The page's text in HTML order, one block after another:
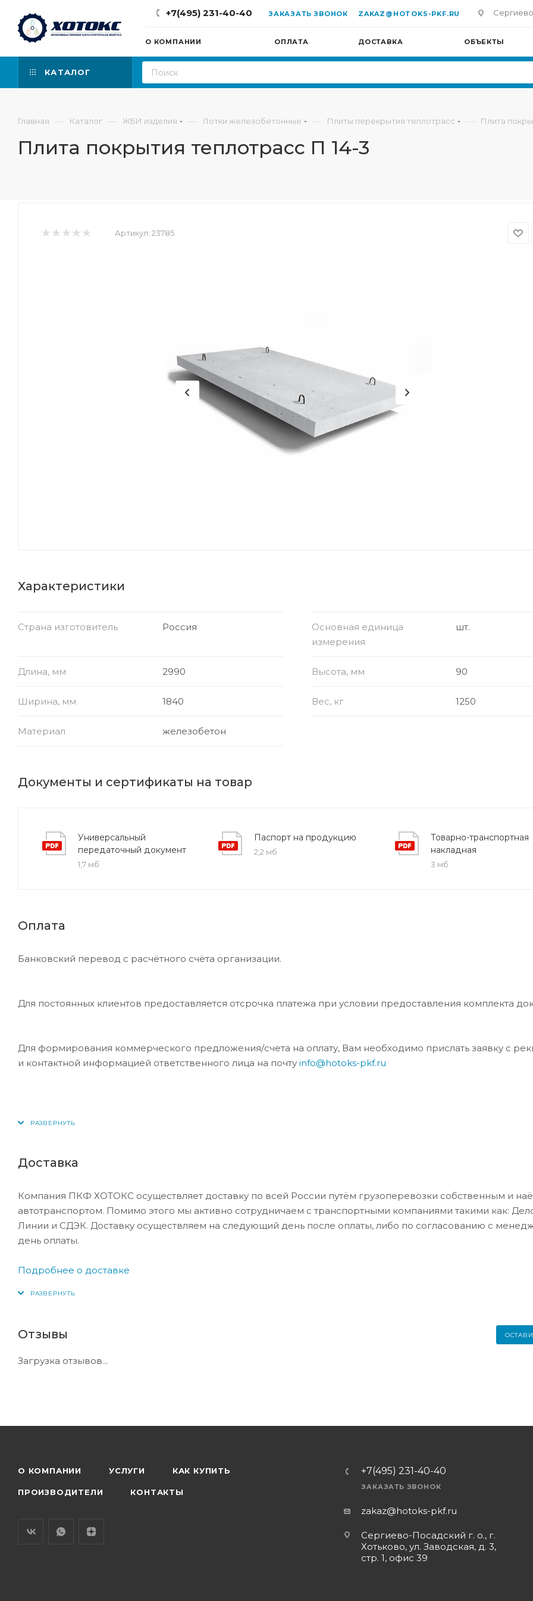
+7(495) 231-40-40 ЗАКАЗАТЬ ЗВОНОК ZAKAZ@HOTOKS-PKF.RU
О КОМПАНИИ ОПЛАТА ДОСТАВКА ОБЪЕКТЫ
КАТАЛОГ
Главная — Каталог — ЖБИ изделия — Лотки железобетонные — Плиты перекрытия теплотрасс — Плита
Плита покрытия теплотрасс П 14-3
Артикул: 23785
Характеристики
Страна изготовитель Россия
Основная единица
измерения
шт.
Длина, мм 2990 Высота, мм 90
Ширина, мм 1840 Вес, кг 1250
Материал железобетон
Документы и сертификаты на товар
Универсальный
передаточный документ
1,7 мб
Паспорт на продукцию
2,2 мб
Товарно-транспортная
накладная
3 мб
Оплата
Банковский перевод с расчётного счёта организации.
Для постоянных клиентов предоставляется отсрочка платежа при условии предоставления комплекта
Для формирования коммерческого предложения/счета на оплату, Вам необходимо прислать заявку с
и контактной информацией ответственного лица на почту info@hotoks-pkf.ru
Доставка
Компания ПКФ ХОТОКС осуществляет доставку по всей России путём грузоперевозки собственным и
автотранспортом. Помимо этого мы активно сотрудничаем с транспортными компаниями такими как:
Линии и СДЭК. Доставку осуществляем на следующий день после оплаты, либо по согласованию с
день оплаты.
Подробнее о доставке
Отзывы
Загрузка отзывов...
О КОМПАНИИ УСЛУГИ КАК КУПИТЬ
ПРОИЗВОДИТЕЛИ КОНТАКТЫ
+7(495) 231-40-40
ЗАКАЗАТЬ ЗВОНОК
zakaz@hotoks-pkf.ru
Сергиево-Посадский г. о., г.
Хотьково, ул. Заводская, д. 3,
стр. 1, офис 39